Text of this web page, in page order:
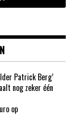
Patrick Berg’
nog zeker één
op